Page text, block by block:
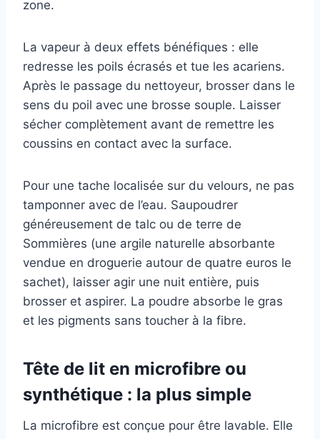
zone.
La vapeur à deux effets bénéfiques : elle
redresse les poils écrasés et tue les acariens.
Après le passage du nettoyeur, brosser dans le
sens du poil avec une brosse souple. Laisser
sécher complètement avant de remettre les
coussins en contact avec la surface.
Pour une tache localisée sur du velours, ne pas
tamponner avec de l’eau. Saupoudrer
généreusement de talc ou de terre de
Sommières (une argile naturelle absorbante
vendue en droguerie autour de quatre euros le
sachet), laisser agir une nuit entière, puis
brosser et aspirer. La poudre absorbe le gras
et les pigments sans toucher à la fibre.
Tête de lit en microfibre ou
synthétique : la plus simple
La microfibre est conçue pour être lavable. Elle